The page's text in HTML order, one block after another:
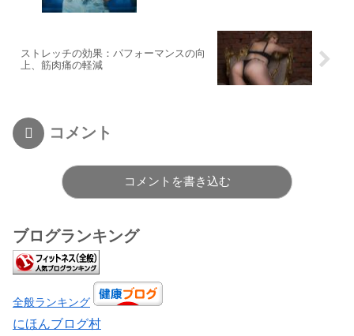
ストレッチの効果：パフォーマンスの向
上、筋肉痛の軽減
コメント
コメントを書き込む
ブログランキング
全般ランキング
にほんブログ村